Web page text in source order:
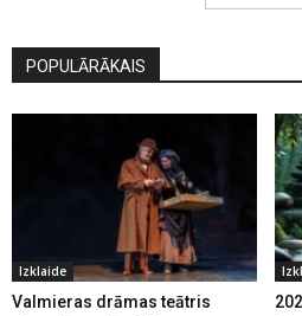
POPULĀRĀKAIS
Izklaide
Valmieras drāmas teātris